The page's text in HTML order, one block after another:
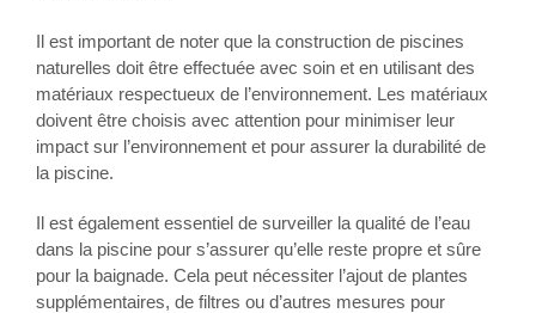
Il est important de noter que la construction de piscines
naturelles doit être effectuée avec soin et en utilisant des
matériaux respectueux de l’environnement. Les matériaux
doivent être choisis avec attention pour minimiser leur
impact sur l’environnement et pour assurer la durabilité de
la piscine.
Il est également essentiel de surveiller la qualité de l’eau
dans la piscine pour s’assurer qu’elle reste propre et sûre
pour la baignade. Cela peut nécessiter l’ajout de plantes
supplémentaires, de filtres ou d’autres mesures pour